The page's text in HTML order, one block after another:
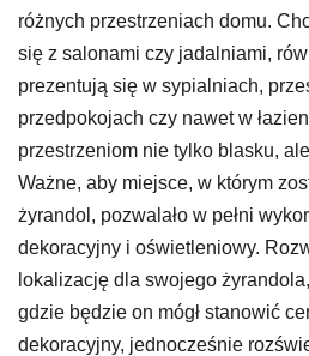
różnych przestrzeniach domu.
się z salonami czy jadalniami,
prezentują się w sypialniach,
przedpokojach czy nawet w
przestrzeniom nie tylko blasku,
Ważne, aby miejsce, w którym
żyrandol, pozwalało w pełni
dekoracyjny i oświetleniowy.
lokalizację dla swojego
gdzie będzie on mógł stanowić
dekoracyjny, jednocześnie